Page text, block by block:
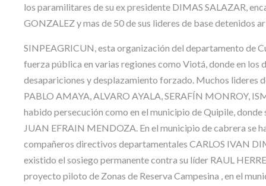
los paramilitares de su ex presidente DIMAS SALAZAR,
GONZALEZ y mas de 50 de sus lideres de base detenidos
SINPEAGRICUN, esta organización del departamento de
fuerza pública en varias regiones como Viotá, donde en los
desapariciones y desplazamiento forzado. Muchos lideres
PABLO AMAYA, ALVARO AYALA, SERAFÍN MONROY,
habido persecución como en el municipio de Quipile,
JUAN EFRAIN MENDOZA. En el municipio de cabrera se
compañeros directivos departamentales CARLOS IVAN
existido el sosiego permanente contra su líder RAUL
proyecto piloto de Zonas de Reserva Campesina , en el